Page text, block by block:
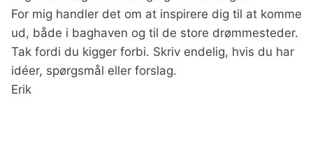
For mig handler det om at inspirere dig til at komme
ud, både i baghaven og til de store drømmesteder.
Tak fordi du kigger forbi. Skriv endelig, hvis du har
idéer, spørgsmål eller forslag.
Erik